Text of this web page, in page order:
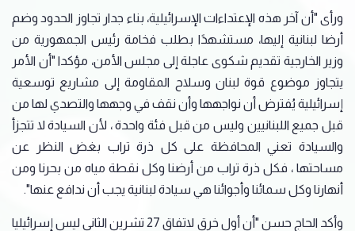
ورأى "أن آخر هذه الإعتداءات الإسرائيلية، بناء جدار تجاوز الحدود وضم
أرضا لبنانية إليها، مستشهدًا بطلب فخامة رئيس الجمهورية من
وزير الخارجية تقديم شكوى عاجلة إلى مجلس الأمن، مؤكدا "أن الأمر
يتجاوز موضوع قوة لبنان وسلاح المقاومة إلى مشاريع توسعية
إسرائيلية يُفترض أن نواجهها وأن نقف في وجهها والتصدي لها من
قبل جميع اللبنانيين وليس من قبل فئة واحدة ، لأن السيادة لا تتجزأ
والسيادة تعني المحافظة على كل ذرة تراب بغض النظر عن
مساحتها ، فكل ذرة تراب من أرضنا وكل نقطة مياه من بحرنا ومن
أنهارنا وكل سمائنا وأجوائنا هي سيادة لبنانية يجب أن ندافع عنها".
وأكد الحاج حسن "أن أول خرق لاتفاق 27 تشرين الثاني ليس إسرائيليا